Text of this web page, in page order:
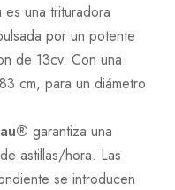
es una trituradora
por un potente
de 13cv.Con una
cm, para un diámetro
garantiza una
astillas/hora. Las
se introducen